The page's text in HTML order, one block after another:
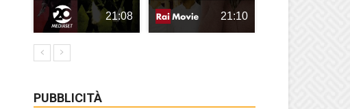
21:08 21:10
PUBBLICITÀ